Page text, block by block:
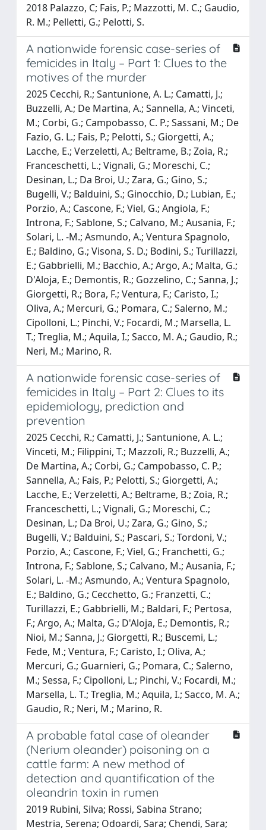
2018 Palazzo, C; Fais, P.; Mazzotti, M. C.; Gaudio,
R. M.; Pelletti, G.; Pelotti, S.
A nationwide forensic case-series of
femicides in Italy – Part 1: Clues to the
motives of the murder
2025 Cecchi, R.; Santunione, A. L.; Camatti, J.;
Buzzelli, A.; De Martina, A.; Sannella, A.; Vinceti,
M.; Corbi, G.; Campobasso, C. P.; Sassani, M.; De
Fazio, G. L.; Fais, P.; Pelotti, S.; Giorgetti, A.;
Lacche, E.; Verzeletti, A.; Beltrame, B.; Zoia, R.;
Franceschetti, L.; Vignali, G.; Moreschi, C.;
Desinan, L.; Da Broi, U.; Zara, G.; Gino, S.;
Bugelli, V.; Balduini, S.; Ginocchio, D.; Lubian, E.;
Porzio, A.; Cascone, F.; Viel, G.; Angiola, F.;
Introna, F.; Sablone, S.; Calvano, M.; Ausania, F.;
Solari, L. -M.; Asmundo, A.; Ventura Spagnolo,
E.; Baldino, G.; Visona, S. D.; Bodini, S.; Turillazzi,
E.; Gabbrielli, M.; Bacchio, A.; Argo, A.; Malta, G.;
D'Aloja, E.; Demontis, R.; Gozzelino, C.; Sanna, J.;
Giorgetti, R.; Bora, F.; Ventura, F.; Caristo, I.;
Oliva, A.; Mercuri, G.; Pomara, C.; Salerno, M.;
Cipolloni, L.; Pinchi, V.; Focardi, M.; Marsella, L.
T.; Treglia, M.; Aquila, I.; Sacco, M. A.; Gaudio, R.;
Neri, M.; Marino, R.
A nationwide forensic case-series of
femicides in Italy – Part 2: Clues to its
epidemiology, prediction and
prevention
2025 Cecchi, R.; Camatti, J.; Santunione, A. L.;
Vinceti, M.; Filippini, T.; Mazzoli, R.; Buzzelli, A.;
De Martina, A.; Corbi, G.; Campobasso, C. P.;
Sannella, A.; Fais, P.; Pelotti, S.; Giorgetti, A.;
Lacche, E.; Verzeletti, A.; Beltrame, B.; Zoia, R.;
Franceschetti, L.; Vignali, G.; Moreschi, C.;
Desinan, L.; Da Broi, U.; Zara, G.; Gino, S.;
Bugelli, V.; Balduini, S.; Pascari, S.; Tordoni, V.;
Porzio, A.; Cascone, F.; Viel, G.; Franchetti, G.;
Introna, F.; Sablone, S.; Calvano, M.; Ausania, F.;
Solari, L. -M.; Asmundo, A.; Ventura Spagnolo,
E.; Baldino, G.; Cecchetto, G.; Franzetti, C.;
Turillazzi, E.; Gabbrielli, M.; Baldari, F.; Pertosa,
F.; Argo, A.; Malta, G.; D'Aloja, E.; Demontis, R.;
Nioi, M.; Sanna, J.; Giorgetti, R.; Buscemi, L.;
Fede, M.; Ventura, F.; Caristo, I.; Oliva, A.;
Mercuri, G.; Guarnieri, G.; Pomara, C.; Salerno,
M.; Sessa, F.; Cipolloni, L.; Pinchi, V.; Focardi, M.;
Marsella, L. T.; Treglia, M.; Aquila, I.; Sacco, M. A.;
Gaudio, R.; Neri, M.; Marino, R.
A probable fatal case of oleander
(Nerium oleander) poisoning on a
cattle farm: A new method of
detection and quantification of the
oleandrin toxin in rumen
2019 Rubini, Silva; Rossi, Sabina Strano;
Mestria, Serena; Odoardi, Sara; Chendi, Sara;